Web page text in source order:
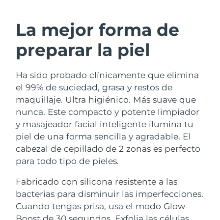
La mejor forma de
preparar la piel
Ha sido probado clínicamente que elimina
el 99% de suciedad, grasa y restos de
maquillaje. Ultra higiénico. Más suave que
nunca. Este compacto y potente limpiador
y masajeador facial inteligente ilumina tu
piel de una forma sencilla y agradable. El
cabezal de cepillado de 2 zonas es perfecto
para todo tipo de pieles.
Fabricado con silicona resistente a las
bacterias para disminuir las imperfecciones.
Cuando tengas prisa, usa el modo Glow
Limpieza facial
LUNA™ 4 pack
Anti-aging massage
LUNA™ 4 Plus
Massage, LED heating
LUNA™ 4 Men
Lifting facial
BEAR™ 2 pack
Microcurrent toning
BEAR™ 2 go
Microcurrent toning on-the-go
BEAR™ 2 eyes & lips
Hidratación
UFO™ 3 pack
Deep facial hydration
UFO™ 3 LED
Near-infrared and red light therapy
device
Cuidado bucal
issa™ 4
Hybrid silicone sonic toothbrush
issa™ 4 plus
Smart hybrid silicone sonic toothbrush
TRATAMIENTO ANTIEDAD FAQ™
Antiedad Tratamientos LED
Baréin Entrega prevista 11/08/2026
Bélgica Entrega prevista
Bermudas Entrega prevista16/08/2026
Bosnia y Herzegovina Entrega prevista 13/08/2026
Brunéi Entrega prevista
Bulgaria Entrega prevista10/08/2026
Canadá Entrega prevista14/08/2026
Chile Entrega prevista